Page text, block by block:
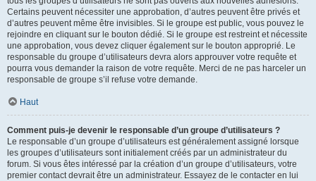
Certains peuvent nécessiter une approbation, d’autres peuvent être privés et
d’autres peuvent même être invisibles. Si le groupe est public, vous pouvez le
rejoindre en cliquant sur le bouton dédié. Si le groupe est restreint et nécessite
une approbation, vous devez cliquer également sur le bouton approprié. Le
responsable du groupe d’utilisateurs devra alors approuver votre requête et
pourra vous demander la raison de votre requête. Merci de ne pas harceler un
responsable de groupe s’il refuse votre demande.
Haut
Comment puis-je devenir le responsable d’un groupe d’utilisateurs ?
Le responsable d’un groupe d’utilisateurs est généralement assigné lorsque
les groupes d’utilisateurs sont initialement créés par un administrateur du
forum. Si vous êtes intéressé par la création d’un groupe d’utilisateurs, votre
premier contact devrait être un administrateur. Essayez de le contacter en lui